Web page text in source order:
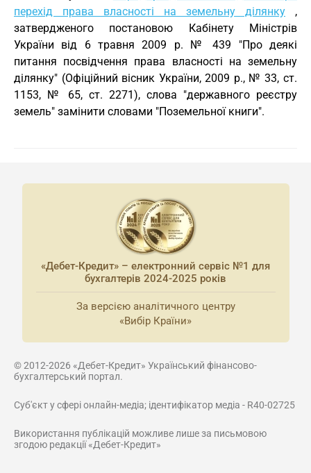
перехід права власності на земельну ділянку ,
затвердженого постановою Кабінету Міністрів
України від 6 травня 2009 р. № 439 "Про деякі
питання посвідчення права власності на земельну
ділянку" (Офіційний вісник України, 2009 р., № 33, ст.
1153, № 65, ст. 2271), слова "державного реєстру
земель" замінити словами "Поземельної книги".
«Дебет-Кредит» – електронний сервіс №1 для
бухгалтерів 2024-2025 років
За версією аналітичного центру
«Вибір Країни»
© 2012-2026 «Дебет-Кредит» Український фінансово-
бухгалтерський портал.
Суб'єкт у сфері онлайн-медіа; ідентифікатор медіа - R40-02725
Використання публікацій можливе лише за письмовою
згодою редакції «Дебет-Кредит»